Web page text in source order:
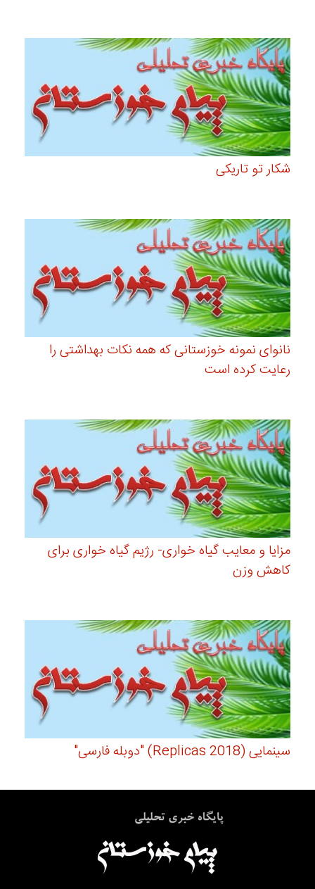
شکار تو تاریکی
نانوای نمونه خوزستانی که همه نکات بهداشتی را
رعایت کرده است
مزایا و معایب گیاه خواری- رژیم گیاه خواری برای
کاهش وزن
سینمایی (Replicas 2018) "دوبله فارسی"